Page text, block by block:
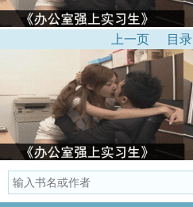
上一页 目录